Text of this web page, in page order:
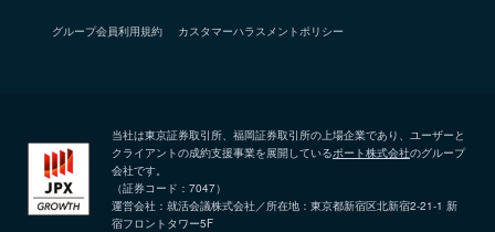
グループ会員利用規約 カスタマーハラスメントポリシー
当社は東京証券取引所、福岡証券取引所の上場企業であり、ユーザーと
クライアントの成約支援事業を展開しているポート株式会社のグループ
会社です。
（証券コード：7047）
運営会社：就活会議株式会社／所在地：東京都新宿区北新宿2-21-1 新
宿フロントタワー5F